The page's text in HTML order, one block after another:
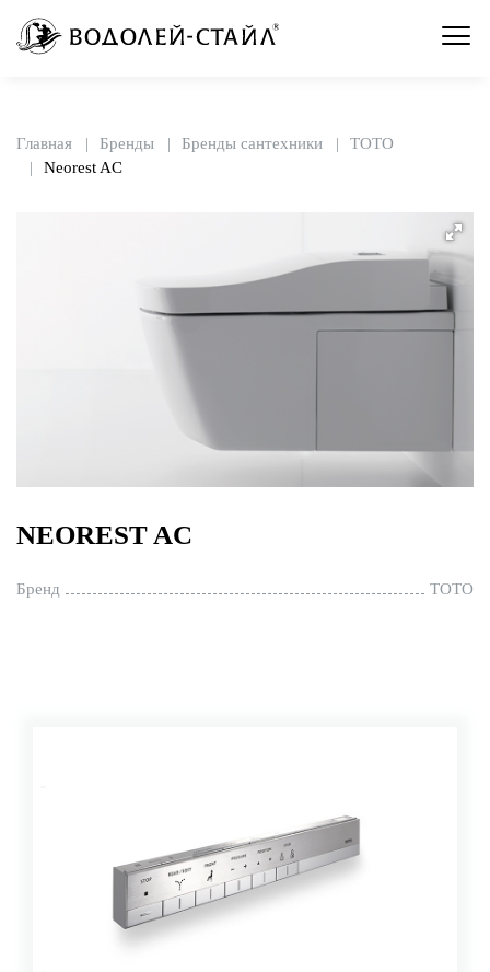
Главная Бренды Бренды сантехники
TOTO
Neorest AC
NEOREST AC
Бренд TOTO